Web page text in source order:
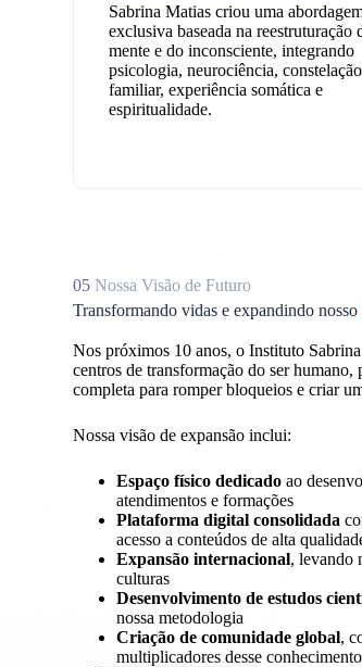
Sabrina Matias criou uma
exclusiva baseada na reestruturação
mente e do inconsciente, integrando
psicologia, neurociência, constelação
familiar, experiência somática e
espiritualidade.
05Nossa Visão de Futuro
Transformando vidas e expandindo nosso
Nos próximos 10 anos, o Instituto
centros de transformação do ser
completa para romper bloqueios e criar
Nossa visão de expansão inclui:
Espaço físico dedicado ao
atendimentos e formações
Plataforma digital consolidada
acesso a conteúdos de alta
Expansão internacional, levando
culturas
Desenvolvimento de estudos
nossa metodologia
Criação de comunidade global,
multiplicadores desse conhecimento